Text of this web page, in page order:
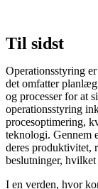
Til sidst
Operationsstyring
det omfatter
og processer for at
operationsstyring
procesoptimering,
teknologi. Gennem
deres produktivitet,
beslutninger,
I en verden, hvor